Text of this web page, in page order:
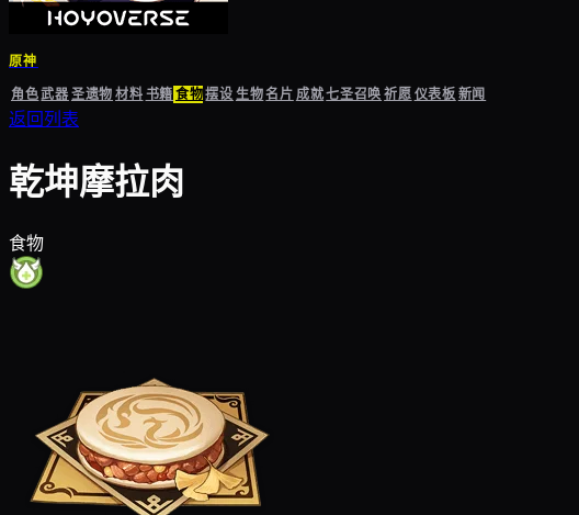
原神
角色武器圣遗物材料书籍食物摆设生物名片成就七圣召唤祈愿仪表板新闻
返回列表
乾坤摩拉肉
食物